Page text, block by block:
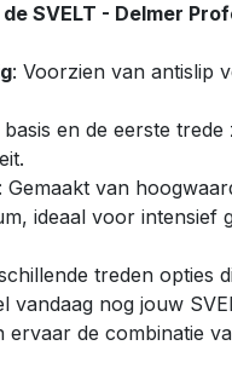
SVELT - Delmer
: Voorzien van antislip
basis en de eerste
: Gemaakt van
ideaal voor intensief
treden opties
vandaag nog jouw
ervaar de combinatie